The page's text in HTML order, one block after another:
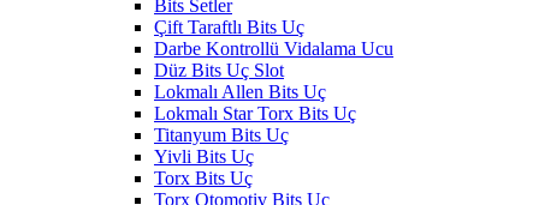
Bits Setler
Çift Taraftlı Bits Uç
Darbe Kontrollü Vidalama Ucu
Düz Bits Uç Slot
Lokmalı Allen Bits Uç
Lokmalı Star Torx Bits Uç
Titanyum Bits Uç
Yivli Bits Uç
Torx Bits Uç
Torx Otomotiv Bits Uç